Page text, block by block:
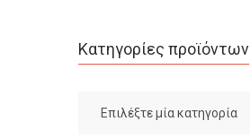
Κατηγορίες προϊόντων